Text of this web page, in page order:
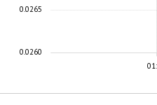
0.0260
0.0265